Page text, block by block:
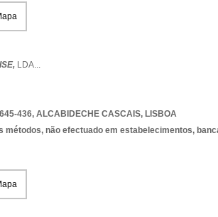
LDA...
436, ALCABIDECHE CASCAIS, LISBOA
métodos, não efectuado em estabelecimentos,